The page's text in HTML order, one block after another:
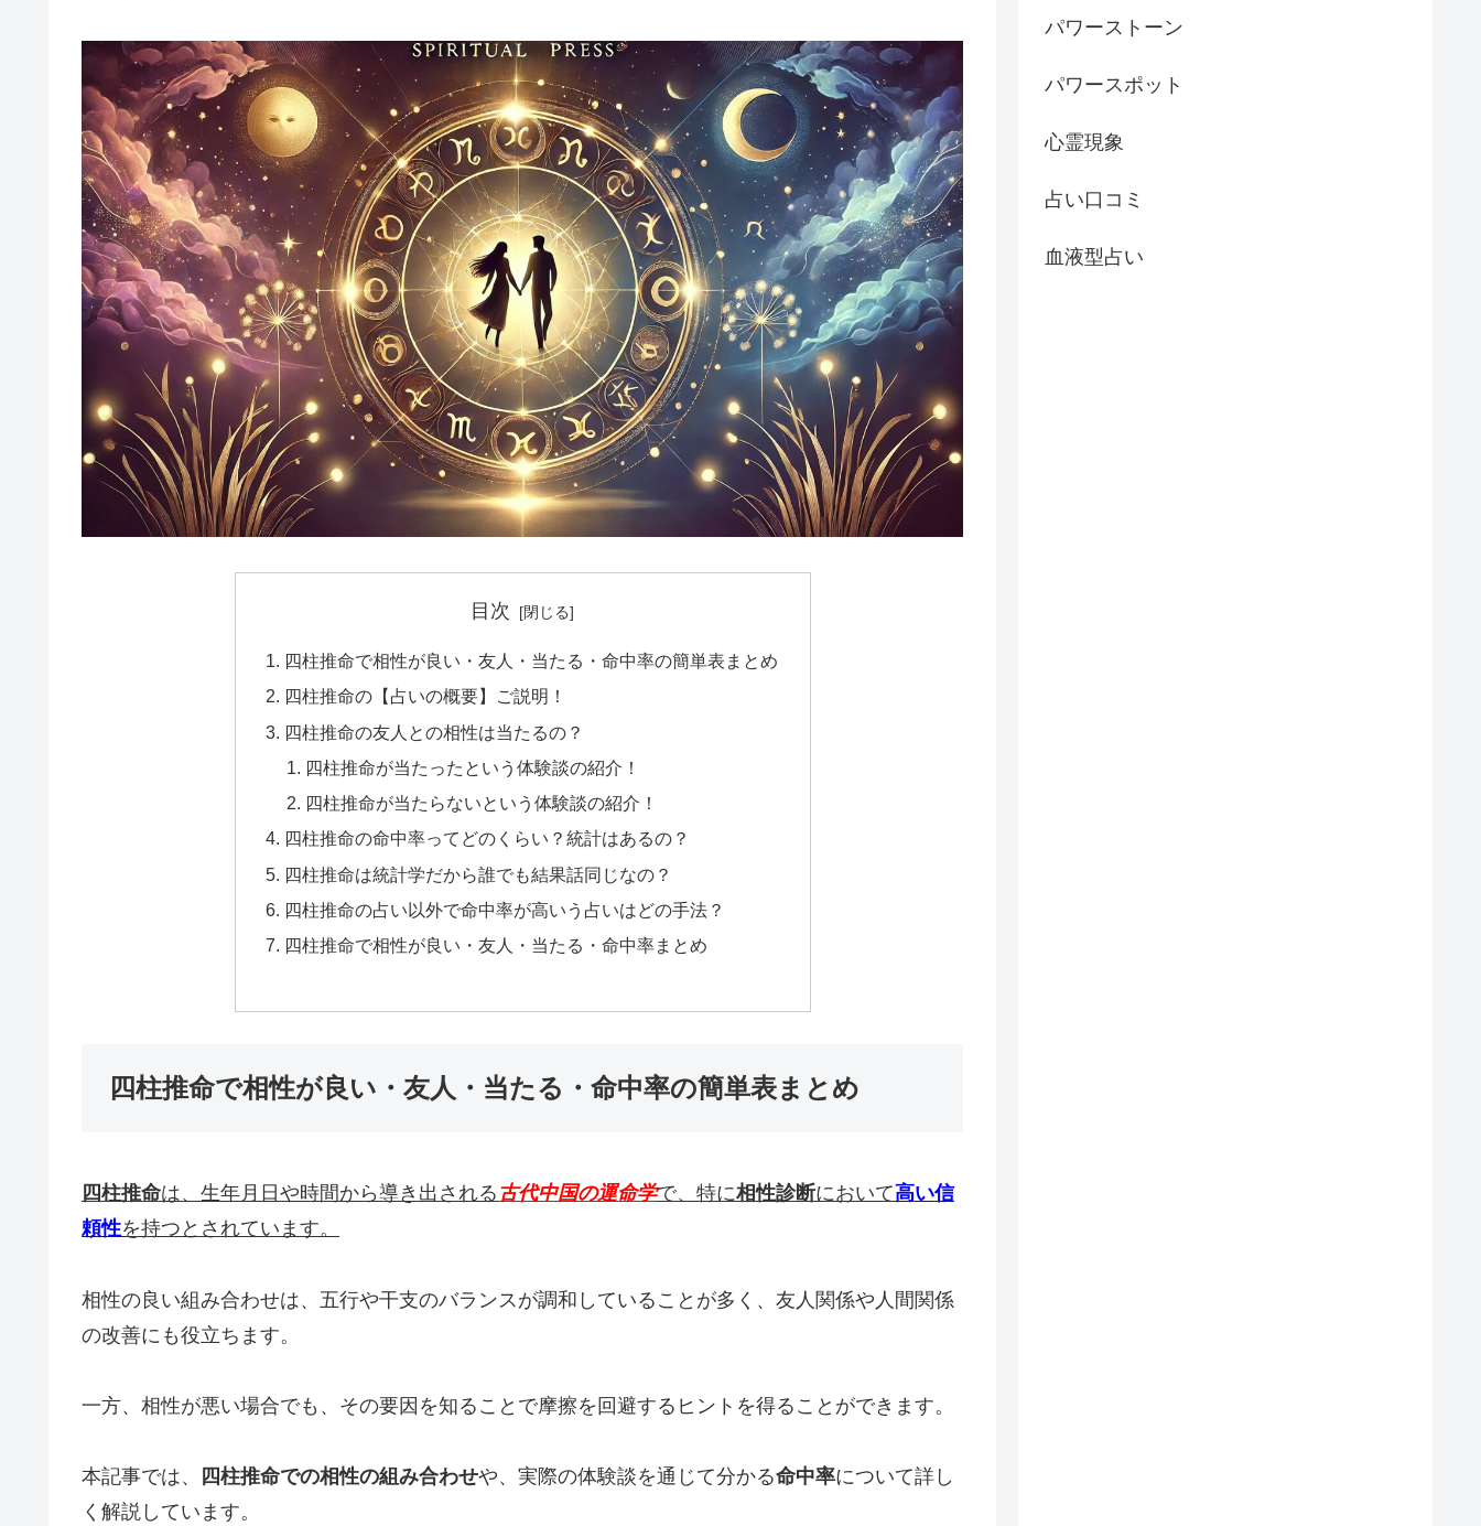
目次
四柱推命で相性が良い・友人・当たる・命中率の簡単表まとめ
四柱推命の【占いの概要】ご説明！
四柱推命の友人との相性は当たるの？
四柱推命が当たったという体験談の紹介！
四柱推命が当たらないという体験談の紹介！
四柱推命の命中率ってどのくらい？統計はあるの？
四柱推命は統計学だから誰でも結果話同じなの？
四柱推命の占い以外で命中率が高いう占いはどの手法？
四柱推命で相性が良い・友人・当たる・命中率まとめ
四柱推命で相性が良い・友人・当たる・命中率の簡単表まとめ
四柱推命は、生年月日や時間から導き出される 古代中国の運命学で、特に相性診断において高い信
頼性を持つとされています。
相性の良い組み合わせは、五行や干支のバランスが調和していることが多く、友人関係や人間関係
の改善にも役立ちます。
一方、相性が悪い場合でも、その要因を知ることで摩擦を回避するヒントを得ることができます。
本記事では、 四柱推命での相性の組み合わせや、実際の体験談を通じて分かる命中率について詳し
く解説しています。
パワーストーン
パワースポット
心霊現象
占い口コミ
血液型占い